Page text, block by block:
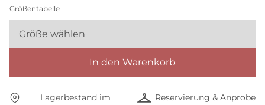
Größentabelle
Größe wählen
In den Warenkorb
Lagerbestand im
Reservierung & Anprobe